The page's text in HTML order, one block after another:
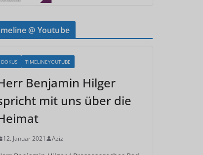
@ Youtube
DOKUS TIMELINEYOUTUBE
Benjamin Hilger
mit uns über die
12. Januar 2021 Aziz